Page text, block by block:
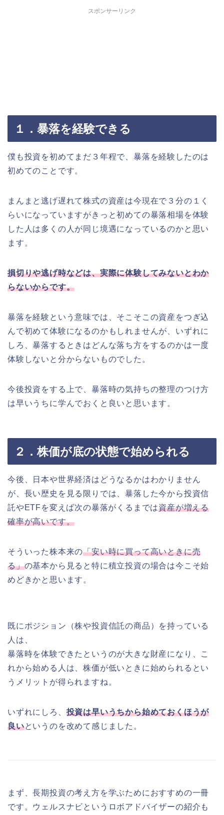
スポンサーリンク
１．暴落を経験できる
僕も投資を初めてまだ３年程で、暴落を経験したのは
初めてのことです。
まんまと逃げ遅れて株式の資産は今現在で３分の１く
らいになっていますがきっと初めての暴落相場を体験
した人は多くの人が同じ境遇になっているのかと思い
ます。
損切りや逃げ時などは、実際に体験してみないとわか
らないからです。
暴落を経験という意味では、そこそこの資産をつぎ込
んで初めて体験になるのかもしれませんが、いずれに
しろ、暴落するときはどんな落ち方をするのかは一度
体験しないと分からないものでした。
今後投資をする上で、暴落時の気持ちの整理のつけ方
は早いうちに学んでおくと良いと思います。
２．株価が底の状態で始められる
今後、日本や世界経済はどうなるかはわかりません
が、長い歴史を見る限りでは、暴落した今から投資信
託やETFを変えば次の暴落がくるまでは資産が増える
確率が高いです。
そういった株本来の「安い時に買って高いときに売
る」の基本から見ると特に積立投資の場合は今こそ始
めどきかと思います。
既にポジション（株や投資信託の商品）を持っている
人は、
暴落時を体験できたというのが大きな財産になり、こ
れから始める人は、株価が低いときに始められるとい
うメリットが得られますね。
いずれにしろ、 投資は早いうちから始めておくほうが
良いというのを改めて感じました。
まず、長期投資の考え方を学ぶためにおすすめの一冊
です。ウェルスナビというロボアドバイザーの紹介も